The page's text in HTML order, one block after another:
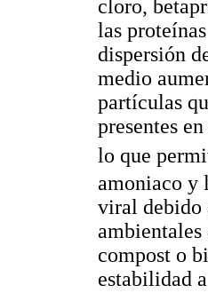
cloro,
las
dispersión
medio
partículas
presentes
lo que
amoniaco y
viral debido
compost o
estabilidad